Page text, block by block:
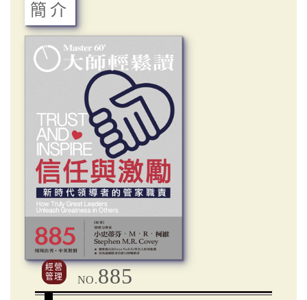
簡介
經營
管理
NO.885